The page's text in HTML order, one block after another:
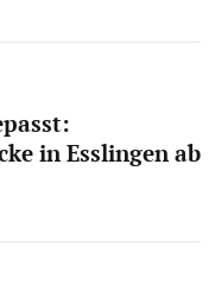
in Esslingen ab